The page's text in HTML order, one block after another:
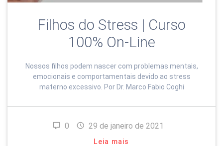
Filhos do Stress | Curso
100% On-Line
Nossos filhos podem nascer com problemas mentais,
emocionais e comportamentais devido ao stress
materno excessivo. Por Dr. Marco Fabio Coghi
0 29 de janeiro de 2021
Leia mais